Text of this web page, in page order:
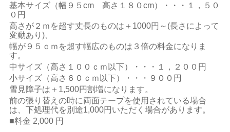
基本サイズ（幅９５cm 高さ１８０cm）・・・１，５０
０円
高さが２ｍを超す丈長のものは＋1000円～(長さによって
変動あり)、
幅が９５ｃｍを超す幅広のものは３倍の料金になりま
す。
中サイズ（高さ１００ｃｍ以下）・・・１，２００円
小サイズ（高さ６０ｃｍ以下）・・・９００円
雪見障子は＋1,500円割増になります。
前の張り替えの時に両面テープを使用されている場合
は、下処理代を別途1,000円いただく場合があります。
■料金 2,000 円